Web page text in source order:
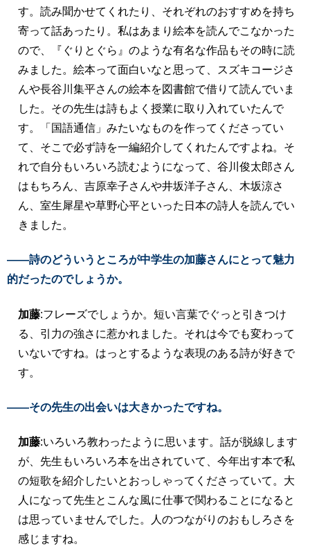
す。読み聞かせてくれたり、それぞれのおすすめを持ち
寄って話あったり。私はあまり絵本を読んでこなかった
ので、『ぐりとぐら』のような有名な作品もその時に読
みました。絵本って面白いなと思って、スズキコージさ
んや長谷川集平さんの絵本を図書館で借りて読んでいま
した。その先生は詩もよく授業に取り入れていたんで
す。「国語通信」みたいなものを作ってくださってい
て、そこで必ず詩を一編紹介してくれたんですよね。そ
れで自分もいろいろ読むようになって、谷川俊太郎さん
はもちろん、吉原幸子さんや井坂洋子さん、木坂涼さ
ん、室生犀星や草野心平といった日本の詩人を読んでい
きました。
――詩のどういうところが中学生の加藤さんにとって魅力
的だったのでしょうか。
加藤:フレーズでしょうか。短い言葉でぐっと引きつけ
る、引力の強さに惹かれました。それは今でも変わって
いないですね。はっとするような表現のある詩が好きで
す。
――その先生の出会いは大きかったですね。
加藤:いろいろ教わったように思います。話が脱線します
が、先生もいろいろ本を出されていて、今年出す本で私
の短歌を紹介したいとおっしゃってくださっていて。大
人になって先生とこんな風に仕事で関わることになると
は思っていませんでした。人のつながりのおもしろさを
感じますね。